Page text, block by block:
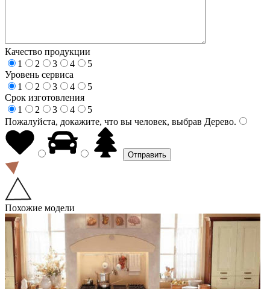
Качество продукции
1
2 3 4
5
Уровень сервиса
1
2 3 4
5
Срок изготовления
1
2 3 4
5
Пожалуйста, докажите, что вы человек, выбрав Дерево.
Похожие модели